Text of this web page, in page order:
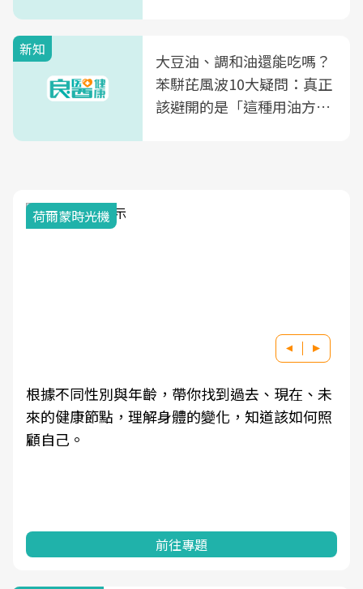
新知
大豆油、調和油還能吃嗎？
苯駢芘風波10大疑問：真正
該避開的是「這種用油方
荷爾蒙時光機
根據不同性別與年齡，帶你找到過去、現在、未
來的健康節點，理解身體的變化，知道該如何照
顧自己。
前往專題